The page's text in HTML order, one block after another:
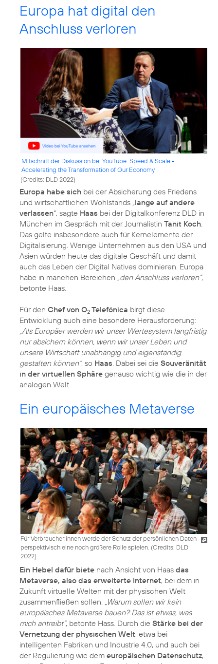
Europa hat digital den
Anschluss verloren
Mitschnitt der Diskussion bei YouTube: Speed & Scale -
Accelerating the Transformation of Our Economy
(Credits: DLD 2022)
Europa habe sich bei der Absicherung des Friedens
und wirtschaftlichen Wohlstands „lange auf andere
verlassen“, sagte Haas bei der Digitalkonferenz DLD in
München im Gespräch mit der Journalistin Tanit Koch.
Das gelte insbesondere auch für Kernelemente der
Digitalisierung. Wenige Unternehmen aus den USA und
Asien würden heute das digitale Geschäft und damit
auch das Leben der Digital Natives dominieren. Europa
habe in manchen Bereichen „den Anschluss verloren“,
betonte Haas.
Für den Chef von O2 Telefónica birgt diese
Entwicklung auch eine besondere Herausforderung:
„Als Europäer werden wir unser Wertesystem langfristig
nur absichern können, wenn wir unser Leben und
unsere Wirtschaft unabhängig und eigenständig
gestalten können“, so Haas. Dabei sei die Souveränität
in der virtuellen Sphäre genauso wichtig wie die in der
analogen Welt.
Ein europäisches Metaverse
Für Verbraucher:innen werde der Schutz der persönlichen Daten
perspektivisch eine noch größere Rolle spielen. (Credits: DLD
2022)
Ein Hebel dafür biete nach Ansicht von Haas das
Metaverse, also das erweiterte Internet, bei dem in
Zukunft virtuelle Welten mit der physischen Welt
zusammenfließen sollen.
„Warum sollen wir kein
europäisches Metaverse bauen? Das ist etwas, was
mich antreibt“, betonte Hass. Durch die Stärke bei der
Vernetzung der physischen Welt, etwa bei
intelligenten Fabriken und Industrie 4.0, und auch bei
der Regulierung wie dem europäischen Datenschutz,